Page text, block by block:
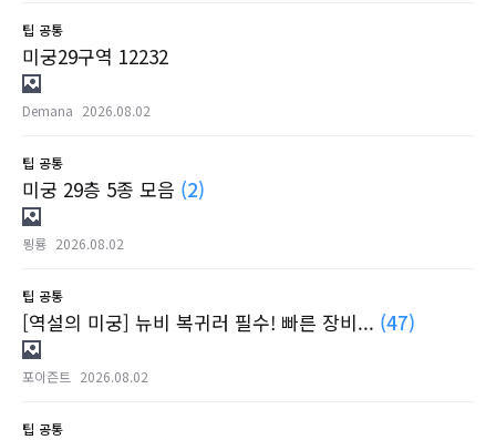
팁 공통
미궁29구역 12232
Demana 2026.08.02
팁 공통
미궁 29층 5종 모음 (2)
묑룡 2026.08.02
팁 공통
[역설의 미궁] 뉴비 복귀러 필수! 빠른 장비... (47)
포이즌트 2026.08.02
팁 공통